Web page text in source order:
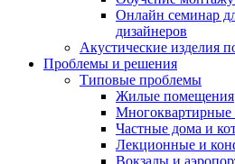
Онлайн семинар
дизайнеров
Акустические изделия
Проблемы и решения
Типовые проблемы
Жилые помещения
Частные дома и
Лекционные и
Вокзалы и